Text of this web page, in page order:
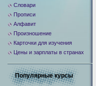
Словари
Прописи
Алфавит
Произношение
Карточки для изучения
Цены и зарплаты в странах
Популярные курсы